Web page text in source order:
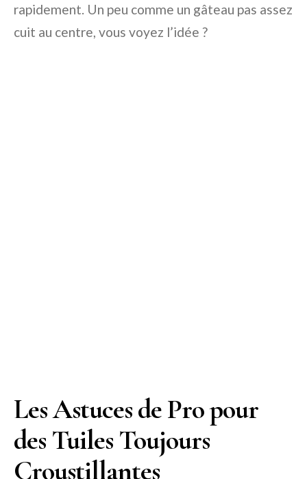
rapidement. Un peu comme un gâteau pas assez
cuit au centre, vous voyez l’idée ?
Les Astuces de Pro pour
des Tuiles Toujours
Croustillantes